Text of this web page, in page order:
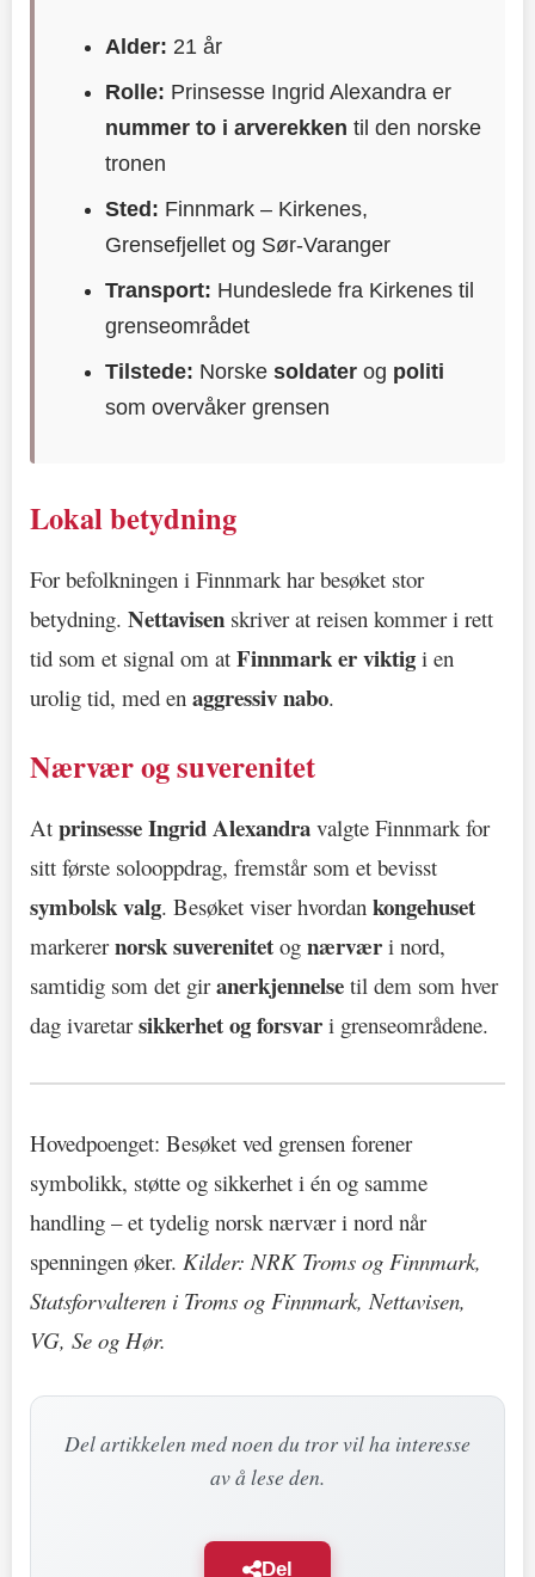
Alder: 21 år
Rolle: Prinsesse Ingrid Alexandra er
nummer to i arverekken til den norske
tronen
Sted: Finnmark – Kirkenes,
Grensefjellet og Sør-Varanger
Transport: Hundeslede fra Kirkenes til
grenseområdet
Tilstede: Norskesoldater og politi
som overvåker grensen
Lokal betydning
For befolkningen i Finnmark har besøket stor
betydning. Nettavisen skriver at reisen kommer i rett
tid som et signal om at Finnmark er viktig i en
urolig tid, med en aggressiv nabo.
Nærvær og suverenitet
At prinsesse Ingrid Alexandra valgte Finnmark for
sitt første solooppdrag, fremstår som et bevisst
symbolsk valg. Besøket viser hvordan kongehuset
markerernorsk suverenitet og nærvær i nord,
samtidig som det giranerkjennelse til dem som hver
dag ivaretarsikkerhet og forsvar i grenseområdene.
Hovedpoenget: Besøket ved grensen forener
symbolikk, støtte og sikkerhet i én og samme
handling – et tydelig norsk nærvær i nord når
spenningen øker. Kilder: NRK Troms og Finnmark,
Statsforvalteren i Troms og Finnmark, Nettavisen,
VG, Se og Hør.
Del artikkelen med noen du tror vil ha interesse
av å lese den.
Del